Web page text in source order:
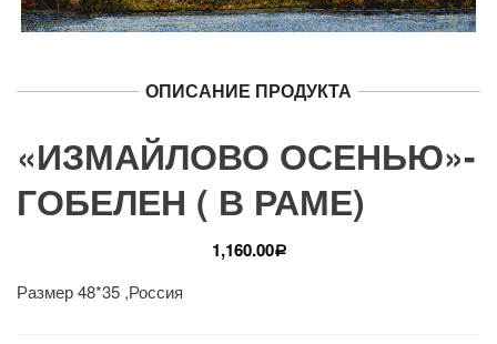
ОПИСАНИЕ ПРОДУКТА
«ИЗМАЙЛОВО ОСЕНЬЮ»-
ГОБЕЛЕН ( В РАМЕ)
1,160.00Р
Размер 48*35 ,Россия